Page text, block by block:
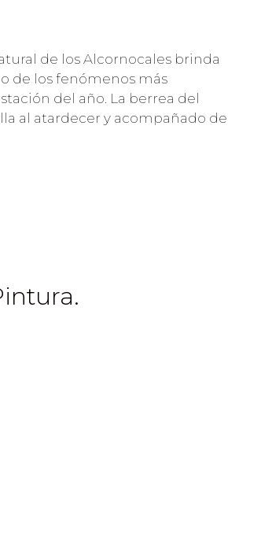
de los Alcornocales brinda
de los fenómenos más
del año. La berrea del
al atardecer y acompañado de